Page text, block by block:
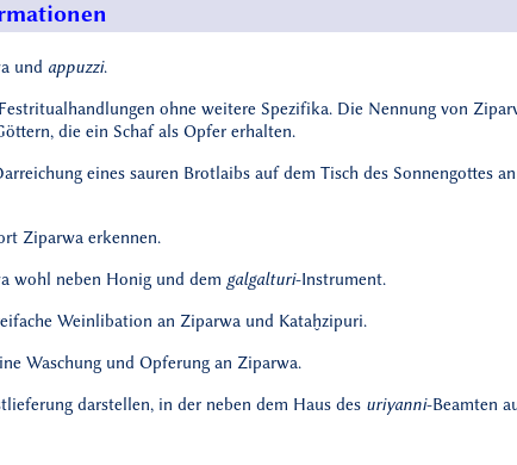
und appuzzi.
ohne weitere Spezifika. Die Nennung von
die ein Schaf als Opfer erhalten.
eines sauren Brotlaibs auf dem Tisch des Sonnengottes
Ziparwa erkennen.
wohl neben Honig und dem galgalturi-Instrument.
Weinlibation an Ziparwa und Kataḫzipuri.
Waschung und Opferung an Ziparwa.
darstellen, in der neben dem Haus des uriyanni-Beamten